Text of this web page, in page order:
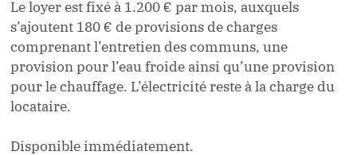
Le loyer est fixé à 1.200 € par mois, auxquels
s’ajoutent 180 € de provisions de charges
comprenant l’entretien des communs, une
provision pour l’eau froide ainsi qu’une provision
pour le chauffage. L’électricité reste à la charge du
locataire.
Disponible immédiatement.